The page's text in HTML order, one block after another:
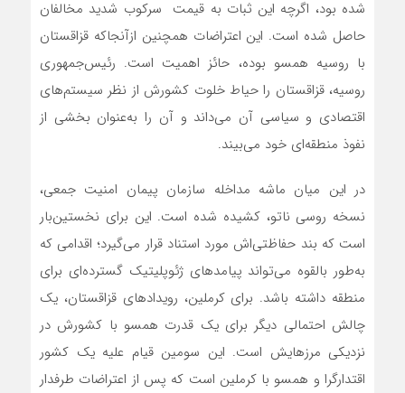
شده بود، اگرچه این ثبات به قیمت سرکوب شدید مخالفان
حاصل شده است. این اعتراضات همچنین ازآنجاکه قزاقستان
با روسیه همسو بوده، حائز اهمیت است. رئیس‌جمهوری
روسیه، قزاقستان را حیاط خلوت کشورش از نظر سیستم‌‌های
اقتصادی و سیاسی آن می‌‌داند و آن را به‌عنوان بخشی از
نفوذ منطقه‌‌ای خود می‌‌بیند.
در این میان ماشه مداخله سازمان پیمان امنیت جمعی،
نسخه روسی ناتو، کشیده شده است. این برای نخستین‌بار
است که بند حفاظتی‌‌اش مورد استناد قرار می‌گیرد؛ اقدامی که
به‌طور بالقوه می‌تواند پیامدهای ژئوپلیتیک گسترده‌‌ای برای
منطقه داشته باشد. برای کرملین، رویدادهای قزاقستان، یک
چالش احتمالی دیگر برای یک قدرت همسو با کشورش در
نزدیکی مرزهایش است. این سومین قیام علیه یک کشور
اقتدارگرا و همسو با کرملین است که پس از اعتراضات طرفدار